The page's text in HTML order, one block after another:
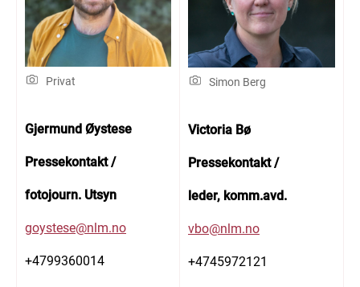
Privat
Gjermund Øystese
Pressekontakt /
fotojourn. Utsyn
goystese@nlm.no
+4799360014
Simon Berg
Victoria Bø
Pressekontakt /
leder, komm.avd.
vbo@nlm.no
+4745972121